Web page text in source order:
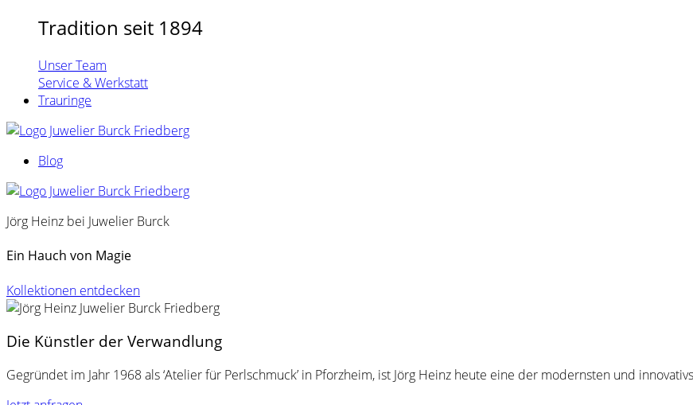
Tradition seit 1894
Unser Team
Service & Werkstatt
Trauringe
Blog
Jörg Heinz bei Juwelier Burck
Ein Hauch von Magie
Kollektionen entdecken
Die Künstler der Verwandlung
Gegründet im Jahr 1968 als ‘Atelier für Perlschmuck’ in Pforzheim, ist Jörg Heinz heute eine der modernsten und